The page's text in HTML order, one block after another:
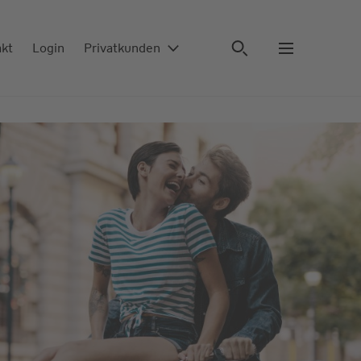
Login Privatkunden